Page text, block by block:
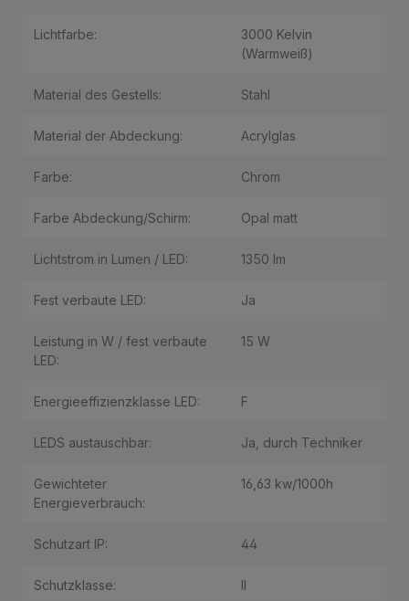
Lichtfarbe:
3000 Kelvin
(Warmweiß)
Material des Gestells: Stahl
Material der Abdeckung: Acrylglas
Farbe: Chrom
Farbe Abdeckung/Schirm: Opal matt
Lichtstrom in Lumen / LED: 1350 lm
Fest verbaute LED: Ja
Leistung in W / fest verbaute
LED:
15 W
Energieeffizienzklasse LED: F
LEDS austauschbar: Ja, durch Techniker
Gewichteter
Energieverbrauch:
16,63 kw/1000h
Schutzart IP: 44
Schutzklasse: II